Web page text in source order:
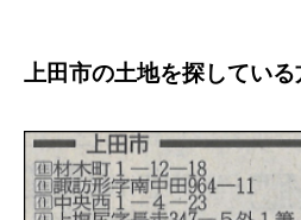
上田市の土地を探している